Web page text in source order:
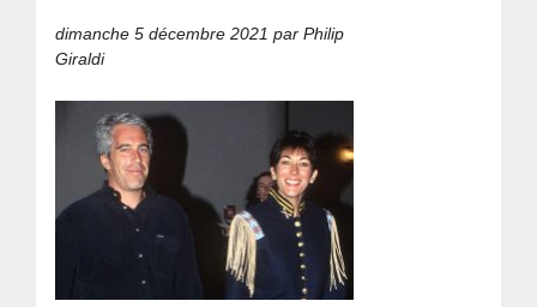
dimanche 5 décembre 2021 par Philip
Giraldi